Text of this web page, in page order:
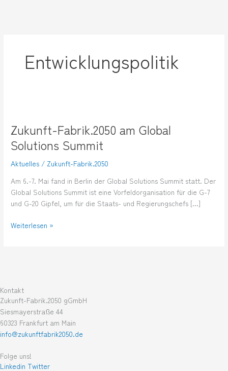
Entwicklungspolitik
Zukunft-Fabrik.2050 am Global
Solutions Summit
Aktuelles / Zukunft-Fabrik.2050
Am 6.-7. Mai fand in Berlin der Global Solutions Summit statt. Der
Global Solutions Summit ist eine Vorfeldorganisation für die G-7
und G-20 Gipfel, um für die Staats- und Regierungschefs […]
am
Global
Solutions
Summit
Weiterlesen »
Kontakt
Zukunft-Fabrik.2050 gGmbH
Siesmayerstraße 44
60323 Frankfurt am Main
info@zukunftfabrik2050.de
Folge uns!
Linkedin Twitter